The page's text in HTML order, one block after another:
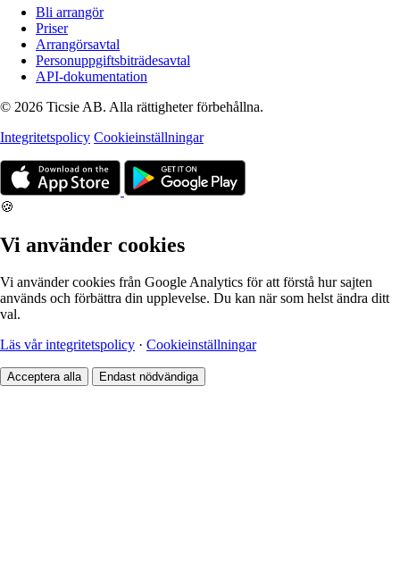
Bli arrangör
Priser
Arrangörsavtal
Personuppgiftsbiträdesavtal
API-dokumentation
© 2026 Ticsie AB. Alla rättigheter förbehållna.
Integritetspolicy Cookieinställningar
🍪
Vi använder cookies
Vi använder cookies från Google Analytics för att förstå hur sajten
används och förbättra din upplevelse. Du kan när som helst ändra ditt
val.
Läs vår integritetspolicy · Cookieinställningar
Acceptera alla Endast nödvändiga